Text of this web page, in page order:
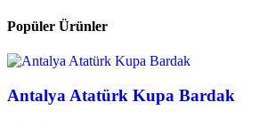
Popüler Ürünler
Antalya Atatürk Kupa Bardak